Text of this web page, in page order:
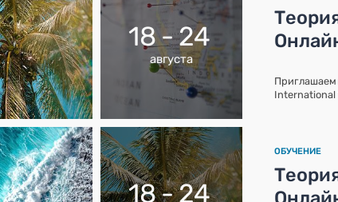
18 - 24
августа
International
18 - 24
ОБУЧЕНИЕ